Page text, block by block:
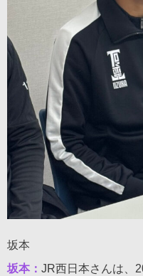
坂本
坂本： JR西日本さんは、